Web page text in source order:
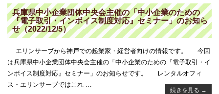
兵庫県中小企業団体中央会主催の「中小企業のための
『電子取引・インボイス制度対応』セミナー」のお知ら
せ（2022/12/5）
エリンサーブから神戸での起業家・経営者向けの情報です。 今回
は兵庫県中小企業団体中央会主催の「中小企業のための『電子取引・イ
ンボイス制度対応』セミナー」のお知らせです。 レンタルオフィ
ス・エリンサーブではこれ …
続きを見る →